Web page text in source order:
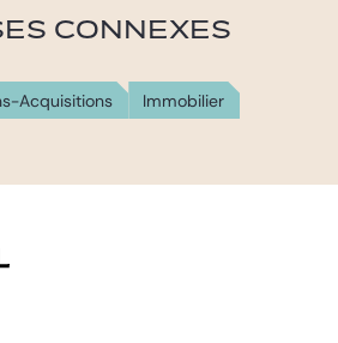
CONNEXES
Acquisitions Immobilier